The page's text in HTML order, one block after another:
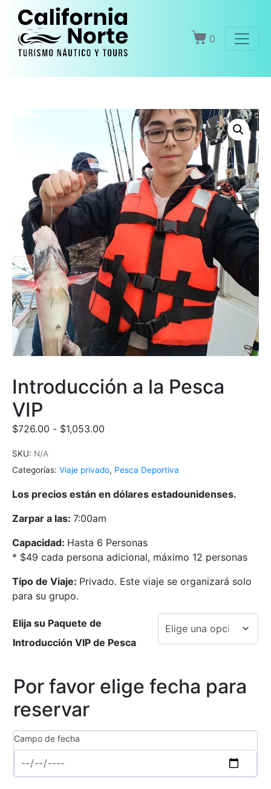
0
Inicio Productos Introducción a la Pesca VIP
Introducción a la Pesca
VIP
$726.00 - $1,053.00
SKU: N/A
Categorías: Viaje privado, Pesca Deportiva
Los precios están en dólares estadounidenses.
Zarpar a las: 7:00am
Capacidad: Hasta 6 Personas
* $49 cada persona adicional, máximo 12 personas
Tipo de Viaje: Privado. Este viaje se organizará solo
para su grupo.
Elija su Paquete de
Introducción VIP de Pesca
Por favor elige fecha para
reservar
Campo de fecha